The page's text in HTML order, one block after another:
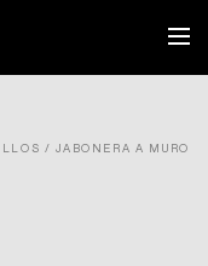
/ JABONERA A MURO